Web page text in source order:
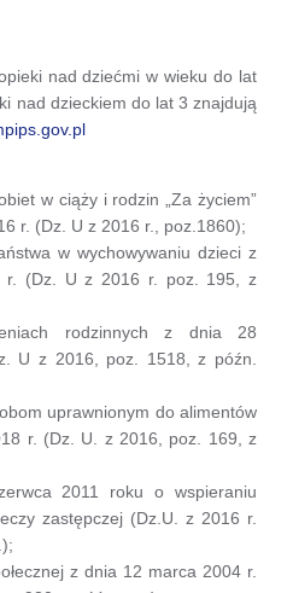
nad dziećmi w wieku do lat
nad dzieckiem do lat 3 znajdują
w ciąży i rodzin „Za życiem”
r. (Dz. U z 2016 r., poz.1860);
w wychowywaniu dzieci z
r. (Dz. U z 2016 r. poz. 195, z
rodzinnych z dnia 28
U z 2016, poz. 1518, z późn.
uprawnionym do alimentów
r. (Dz. U. z 2016, poz. 169, z
2011 roku o wspieraniu
zastępczej (Dz.U. z 2016 r.
z dnia 12 marca 2004 r.